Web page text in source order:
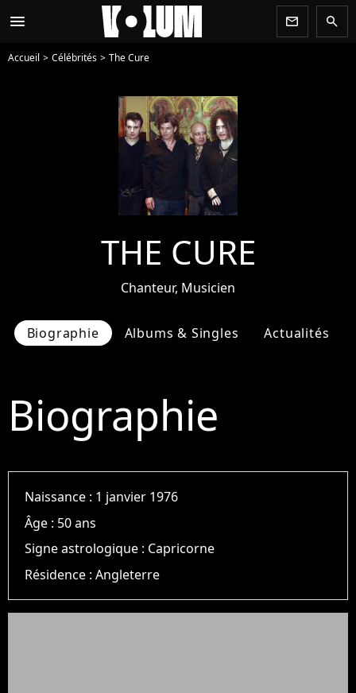
menu newsletter search
Accueil Célébrités The Cure
THE CURE
Chanteur, Musicien
Biographie Albums & Singles Actualités
Biographie
Naissance : 1 janvier 1976
Âge : 50 ans
Signe astrologique : Capricorne
Résidence :Angleterre